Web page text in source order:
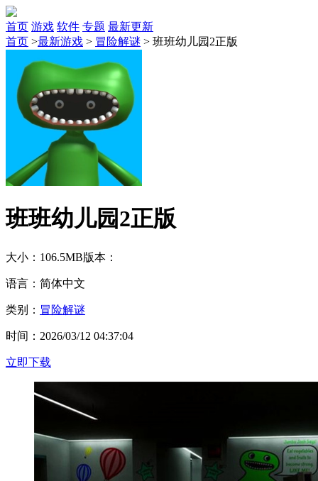
首页 游戏 软件 专题 最新更新
首页 >最新游戏 > 冒险解谜 > 班班幼儿园2正版
班班幼儿园2正版
大小：106.5MB版本：
语言：简体中文
类别： 冒险解谜
时间：2026/03/12 04:37:04
立即下载